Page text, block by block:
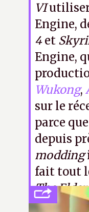
VI
Engine,
4et
Engine,
Wukong,
sur le
parce
depuis
modding
fait tout
The
A.